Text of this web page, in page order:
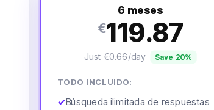
6 meses
€119.87
Just €0.66/day Save 20%
TODO INCLUIDO:
✓Búsqueda ilimitada de respuestas